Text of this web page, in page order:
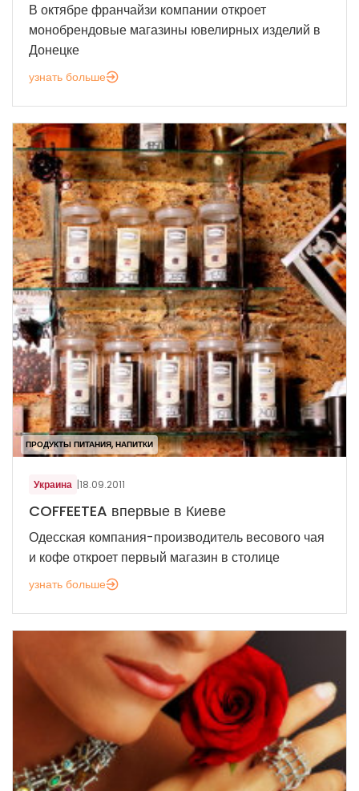
В октябре франчайзи компании откроет
монобрендовые магазины ювелирных изделий в
Донецке
узнать больше
ПРОДУКТЫ ПИТАНИЯ, НАПИТКИ
Украина |18.09.2011
COFFEETEA впервые в Киеве
Одесская компания-производитель весового чая
и кофе откроет первый магазин в столице
узнать больше